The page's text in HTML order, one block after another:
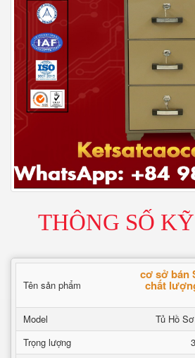
THÔNG SỐ
Tên sản phẩm
cơ sở bán
chất
Model
Tủ Hồ
Trọng lượng